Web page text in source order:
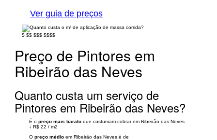
Ver guia de preços
$ $$ $$$ $$$$
Preço de Pintores em
Ribeirão das Neves
Quanto custa um serviço de
Pintores em Ribeirão das Neves?
É o preço mais barato que costumam cobrar em Ribeirão das Neves
↓ R$ 22 / m2
O preço médio em Ribeirão das Neves é de